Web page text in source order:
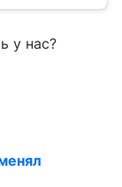
у нас?